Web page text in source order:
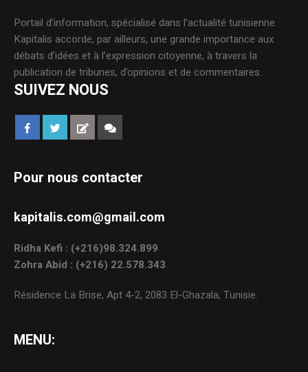
Portail d’information, spécialisé dans l’actualité tunisienne.
Kapitalis accorde, par ailleurs, une grande importance aux
débats d’idées et à l’expression citoyenne, à travers la
publication de tribunes, d’opinions et de commentaires.
SUIVEZ NOUS
Pour nous contacter
kapitalis.com@gmail.com
Ridha Kefi : (+216)98.324.899
Zohra Abid : (+216) 22.578.343
Résidence La Brise, Apt 4-2, 2083 El-Ghazala, Tunisie.
MENU: